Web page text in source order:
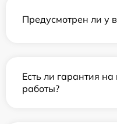
Предусмотрен ли у
Есть ли гарантия
работы?